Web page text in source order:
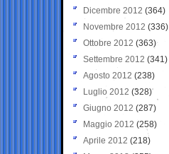
Dicembre 2012 (364)
Novembre 2012 (336)
Ottobre 2012 (363)
Settembre 2012 (341)
Agosto 2012 (238)
Luglio 2012 (328)
Giugno 2012 (287)
Maggio 2012 (258)
Aprile 2012 (218)